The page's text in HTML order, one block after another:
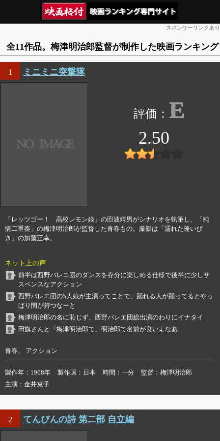
スポンサーリンクあり
全11作品。梅津明治郎監督が制作した映画ランキング
1 ミニミニ突撃隊
E
2.50
「レッツゴー！ 高校レモン娘」の田波靖男がシナリオを執筆し、「純
情二重奏」の梅津明治郎が監督した青春もの。撮影は「濡れた蓬いび
き」の加藤正幸。
ネット上の声
前半は西野バレエ団のダンスを存分に楽しめる仕様で後半に少しサ
スペンスなアクション
西野バレエ団の5人娘が主演ってことで、踊れる人が踊ってるとやっ
ぱり間が持つなーと
梅津明治郎の名に恥じず、西野バレエ団総出演のわりにイナタイ
田旗さんと「梅津明治郎て、明治郎て名前が良いよなあ
青春、 アクション
製作年 1968年 製作国 日本 時間 ---分 監督
梅津明治郎
主演
金井克子
2 てんびんの詩 第二部 自立編